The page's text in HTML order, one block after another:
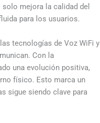
mejora la calidad del
para los usuarios.
tecnologías de Voz WiFi y
Con la
una evolución positiva,
físico. Esto marca un
sigue siendo clave para